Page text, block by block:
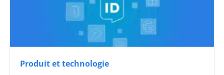
Produit et technologie